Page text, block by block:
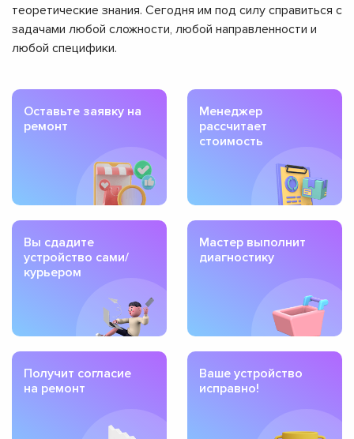
теоретические знания. Сегодня им под силу справиться с
задачами любой сложности, любой направленности и
любой специфики.
Оставьте заявку на
ремонт
Менеджер
рассчитает
стоимость
Вы сдадите
устройство сами/
курьером
Мастер выполнит
диагностику
Получит согласие
на ремонт
Ваше устройство
исправно!